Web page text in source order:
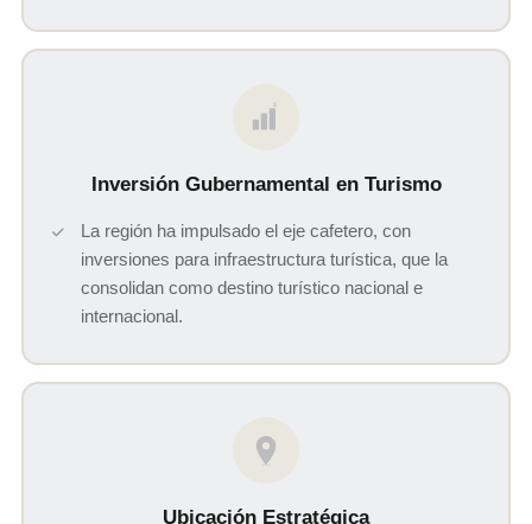
$
Inversión Gubernamental en Turismo
La región ha impulsado el eje cafetero, con
inversiones para infraestructura turística, que la
consolidan como destino turístico nacional e
internacional.
Ubicación Estratégica